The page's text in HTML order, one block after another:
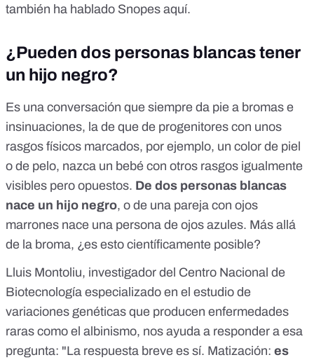
también ha hablado Snopes aquí.
¿Pueden dos personas blancas tener
un hijo negro?
Es una conversación que siempre da pie a bromas e
insinuaciones, la de que de progenitores con unos
rasgos físicos marcados, por ejemplo, un color de piel
o de pelo, nazca un bebé con otros rasgos igualmente
visibles pero opuestos. De dos personas blancas
nace un hijo negro, o de una pareja con ojos
marrones nace una persona de ojos azules. Más allá
de la broma, ¿es esto científicamente posible?
Lluis Montoliu, investigador del Centro Nacional de
Biotecnología especializado en el estudio de
variaciones genéticas que producen enfermedades
raras como el albinismo, nos ayuda a responder a esa
pregunta: "La respuesta breve es sí. Matización: es